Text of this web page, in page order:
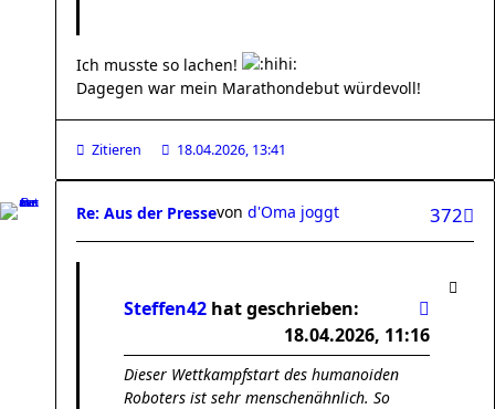
Ich musste so lachen!
Dagegen war mein Marathondebut würdevoll!
Zitieren 18.04.2026, 13:41
Re: Aus der Presse 372
von d'Oma joggt
Steffen42 hat geschrieben:
18.04.2026, 11:16
Dieser Wettkampfstart des humanoiden
Roboters ist sehr menschenähnlich. So